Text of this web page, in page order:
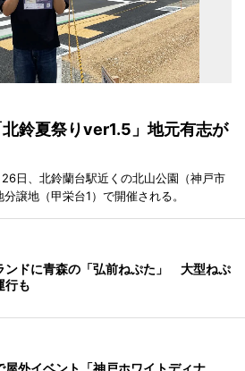
鈴夏祭りver1.5」地元有志が
26日、北鈴蘭台駅近くの北山公園（神戸市
譲地（甲栄台1）で開催される。
ンドに青森の「弘前ねぷた」 大型ねぷ
行も
屋外イベント「神戸ホワイトディナ